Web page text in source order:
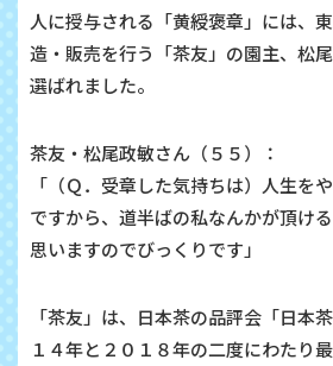
人に授与される「黄綬褒章」には、
造・販売を行う「茶友」の園主、松
選ばれました。
茶友・松尾政敏さん（５５）：
「（Ｑ．受章した気持ちは）人生を
ですから、道半ばの私なんかが頂け
思いますのでびっくりです」
「茶友」は、日本茶の品評会「日本
１４年と２０１８年の二度にわたり